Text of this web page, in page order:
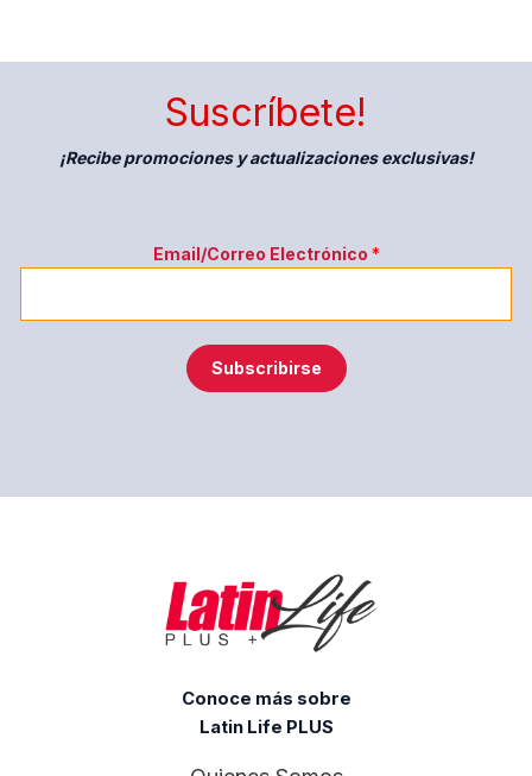
Suscríbete!
¡Recibe promociones y actualizaciones exclusivas!
l
c
t
r
ó
o
Email/Correo Electrónico *
Subscribirse
Conoce más sobre
Latin Life PLUS